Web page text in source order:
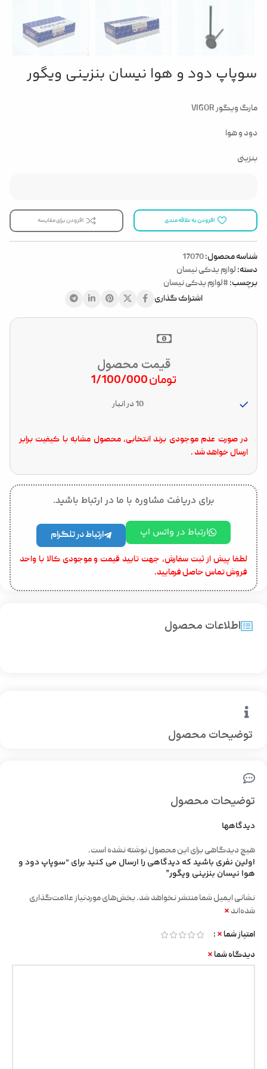
سوپاپ دود و هوا نیسان بنزینی ویگور
مارگ ویگور VIGOR
دود و هوا
بنزینی
افزودن به علاقه مندی افزودن برای مقایسه
شناسه محصول:17070
دسته: لوازم یدکی نیسان
برچسب:#لوازم یدکی نیسان
اشتراک گذاری
قیمت محصول
تومان
10 در انبار
در صورت عدم موجودی برند انتخابی، محصول مشابه با کیفیت برابر
ارسال خواهد شد .
برای دریافت مشاوره با ما در ارتباط باشید.
ارتباط در واتس اپ ارتباط در تلگرام
لطفا پیش از ثبت سفارش، جهت تایید قیمت و موجودی کالا با واحد
فروش تماس حاصل فرمایید.
توضیحات محصول
اطلاعات محصول
توضیحات محصول
دیدگاهها
هیچ دیدگاهی برای این محصول نوشته نشده است.
اولین نفری باشید که دیدگاهی را ارسال می کنید برای “سوپاپ دود و
هوا نیسان بنزینی ویگور”
نشانی ایمیل شما منتشر نخواهد شد.بخش‌های موردنیاز علامت‌گذاری
شده‌اند *
امتیاز شما *
دیدگاه شما *